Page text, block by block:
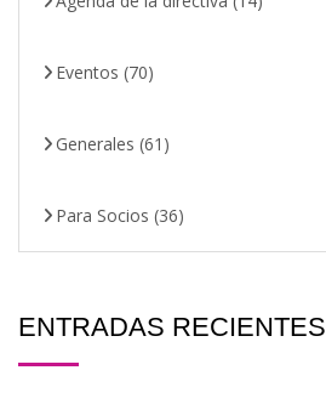
Eventos (70)
Generales (61)
Para Socios (36)
ENTRADAS RECIENTES